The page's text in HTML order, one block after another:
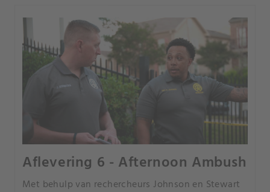
Aflevering 6 - Afternoon Ambush
Met behulp van rechercheurs Johnson en Stewart